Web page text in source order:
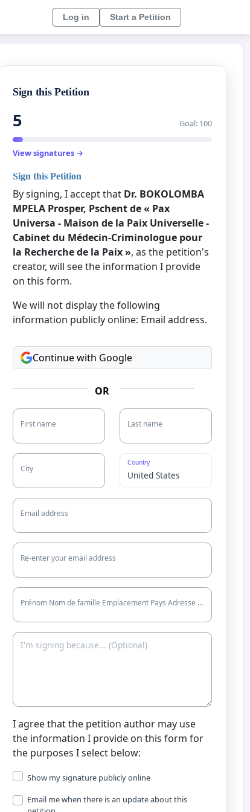
Log in Start a Petition
Sign this Petition
5 Goal: 100
View signatures →
Sign this Petition
By signing, I accept that Dr. BOKOLOMBA
MPELA Prosper, Pschent de « Pax
Universa - Maison de la Paix Universelle -
Cabinet du Médecin-Criminologue pour
la Recherche de la Paix », as the petition's
creator, will see the information I provide
on this form.
We will not display the following
information publicly online: Email address.
Continue with Google
OR
First name Last name
City
Country
Email address
Re-enter your email address
Prénom Nom de famille Emplacement Pays Adresse de (Optional)
I agree that the petition author may use
the information I provide on this form for
the purposes I select below:
Show my signature publicly online
Email me when there is an update about this